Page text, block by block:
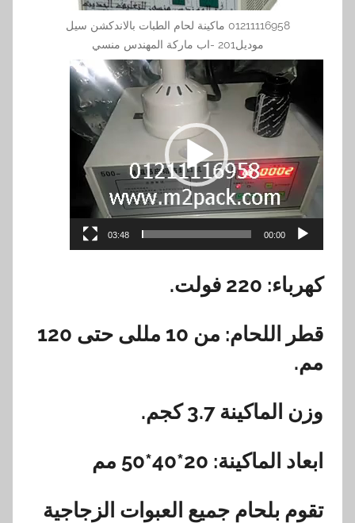
01211116958 ماكينة لحام الطبات بالاندكشن سيل
موديل201 -اب ماركة المهندس منسي
مشغل
00:00
03:48
كهرباء: 220 فولت.
قطر اللحام: من 10 مللى حتى 120
مم.
وزن الماكينة 3.7 كجم.
ابعاد الماكينة: 20*40*50 مم
تقوم بلحام جميع العبوات الزجاجية